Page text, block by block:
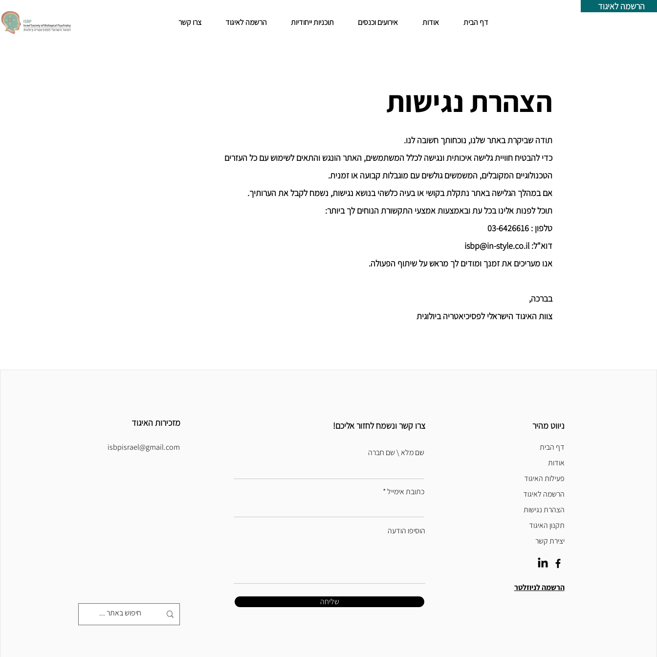
דף הבית אודות אירועים וכנסים תוכניות ייחודיות הרשמה לאיגוד צרו קשר
הרשמה לאיגוד
הצהרת נגישות
תודה שביקרת באתר שלנו, נוכחותך חשובה לנו.
כדי להבטיח חוויית גלישה איכותית ונגישה לכלל המשתמשים, האתר הונגש והתאים לשימוש עם כל העזרים
הטכנולוגיים המקובלים, המשמשים גולשים עם מוגבלות קבועה או זמנית.
אם במהלך הגלישה באתר נתקלת בקושי או בעיה כלשהי בנושא נגישות, נשמח לקבל את הערותיך.
תוכל לפנות אלינו בכל עת ובאמצעות אמצעי התקשורת הנוחים לך ביותר:
טלפון : 03-6426616
דוא"ל: isbp@in-style.co.il
אנו מעריכים את זמנך ומודים לך מראש על שיתוף הפעולה.
בברכה,
צוות האיגוד הישראלי לפסיכיאטריה ביולוגית
מזכירות האיגוד
isbpisrael@gmail.com
צרו קשר ונשמח לחזור אליכם!
שם מלא \ שם חברה
כתובת אימייל
הוסיפו הודעה
שליחה
ניווט מהיר
דף הבית
אודות
פעילות האיגוד
הרשמה לאיגוד
הצהרת נגישות
תקנון האיגוד
יצירת קשר
הרשמה לניוזלטר